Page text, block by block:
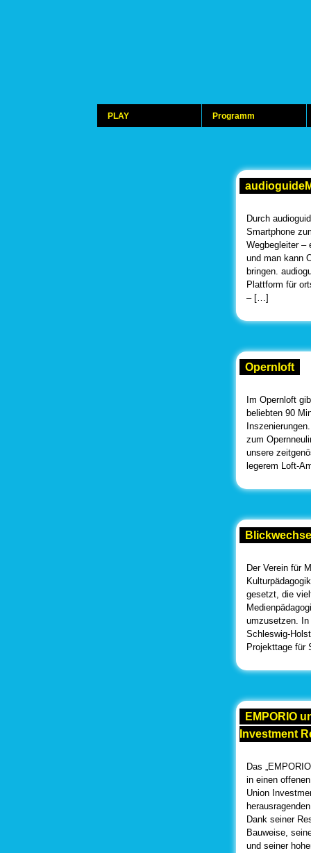
PLAY Programm
Durch
Smartphone
Wegbegleiter –
und man kann
bringen.
Plattform für
– […]
Opernloft
Im Opernloft
beliebten 90
zum
unsere
legerem Loft-
Der Verein für
gesetzt, die
umzusetzen. In
Schleswig-
Projekttage
EMPORIO
Investment
Das
in einen
Union
Dank seiner
Bauweise,
und seiner